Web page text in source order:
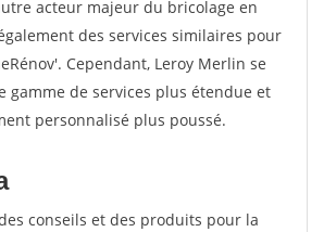
acteur majeur du bricolage en
des services similaires pour
Cependant, Leroy Merlin se
gamme de services plus étendue et
personnalisé plus poussé.
conseils et des produits pour la